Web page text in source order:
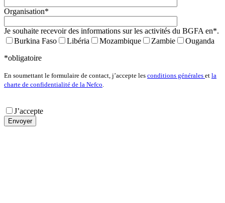
Organisation*
Je souhaite recevoir des informations sur les activités du BGFA en*.
Burkina Faso
Libéria Mozambique Zambie
Ouganda
*obligatoire
En soumettant le formulaire de contact, j’accepte les conditions générales et la
charte de confidentialité de la Nefco
J’accepte